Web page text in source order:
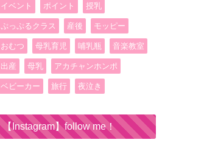
イベント ポイント 授乳
ぷっぷるクラス 産後 モッピー
おむつ 母乳育児 哺乳瓶 音楽教室
出産 母乳 アカチャンホンポ
ベビーカー 旅行 夜泣き
【Instagram】follow me！